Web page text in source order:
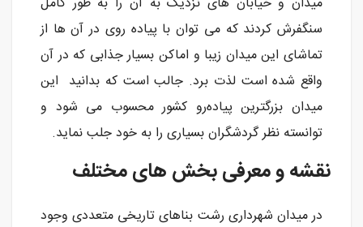
سنگفرش کردند که می توان با پیاده روی در آن ها از
تماشای این میدان زیبا و اماکن بسیار جذابی که در آن
واقع شده است لذت برد. جالب است که بدانید این
میدان بزرگترین پیاده‌رو کشور محسوب می شود و
توانسته نظر گردشگران بسیاری را به خود جلب نماید.
نقشه و معرفی بخش های مختلف
در میدان شهرداری رشت بناهای تاریخی متعددی وجود